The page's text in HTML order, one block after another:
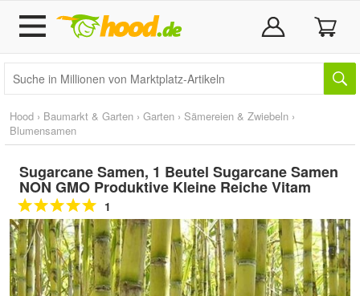
Hood › Baumarkt & Garten › Garten › Sämereien & Zwiebeln ›
Blumensamen
Sugarcane Samen, 1 Beutel Sugarcane Samen
NON GMO Produktive Kleine Reiche Vitam
1